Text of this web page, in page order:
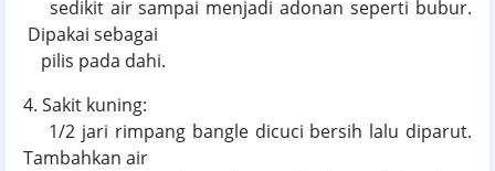
sedikit air sampai menjadi adonan seperti bubur.
Dipakai sebagai
pilis pada dahi.
4. Sakit kuning:
1/2 jari rimpang bangle dicuci bersih lalu diparut.
Tambahkan air